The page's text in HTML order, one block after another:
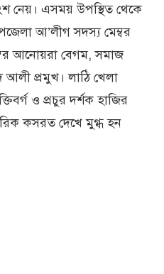
নেয়। এসময় উপস্থিত থেকে
আ’লীগ সদস্য মেম্বর
আনোয়রা বেগম, সমাজ
প্রমুখ। লাঠি খেলা
ও প্রচুর দর্শক হাজির
কসরত দেখে মুগ্ধ হন